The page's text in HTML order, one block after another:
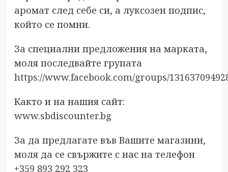
аромат след себе си, а луксозен подпис,
който се помни.
За специални предложения на марката,
моля последвайте групата
https://www.facebook.com/groups/
Както и на нашия сайт:
www.sbdiscounter.bg
За да предлагате във Вашите магазини,
моля да се свържите с нас на телефон
+359 893 292 323